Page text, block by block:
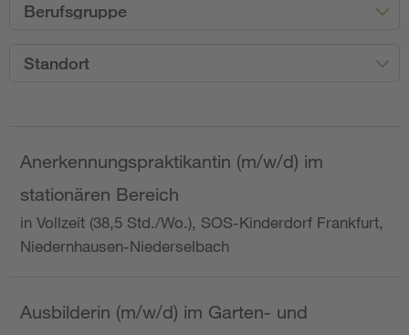
Berufsgruppe
Standort
Anerkennungspraktikantin (m/w/d) im
stationären Bereich
in Vollzeit (38,5 Std./Wo.), SOS-Kinderdorf Frankfurt,
Niedernhausen-Niederselbach
Ausbilderin (m/w/d) im Garten- und